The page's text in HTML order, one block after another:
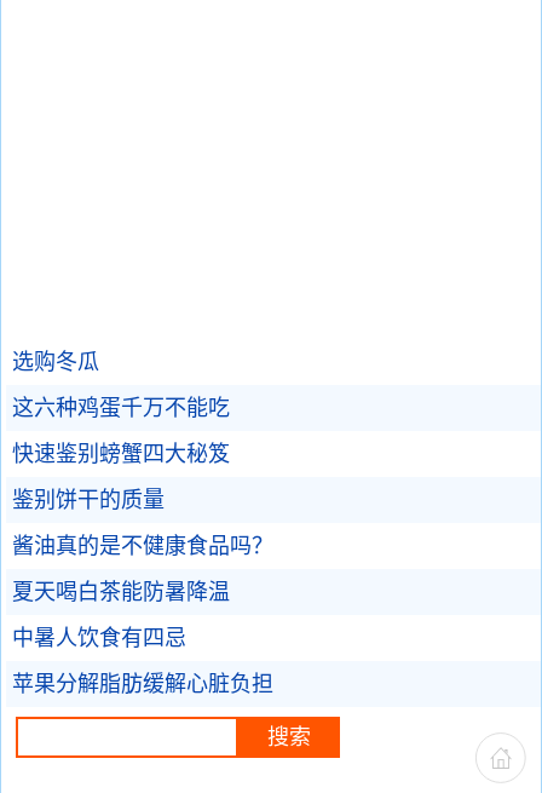
选购冬瓜
这六种鸡蛋千万不能吃
快速鉴别螃蟹四大秘笈
鉴别饼干的质量
酱油真的是不健康食品吗？
夏天喝白茶能防暑降温
中暑人饮食有四忌
苹果分解脂肪缓解心脏负担